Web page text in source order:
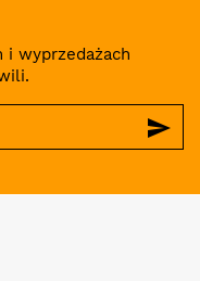
i wyprzedażach
send